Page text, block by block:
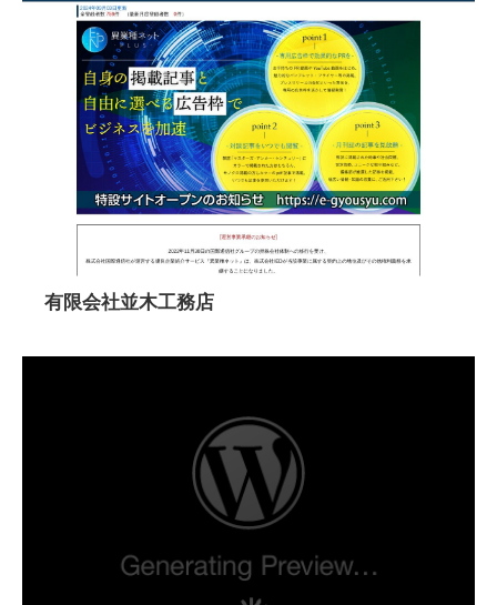
有限会社並木工務店